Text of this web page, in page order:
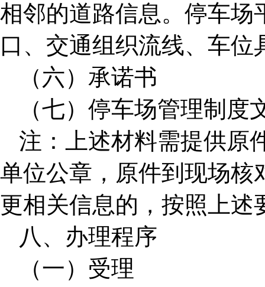
相邻的道路信息。停车场
口、交通组织流线、车位
（六）承诺书
（七）停车场管理制度
注：上述材料需提供原
单位公章，原件到现场核
更相关信息的，按照上述
八、办理程序
（一）受理